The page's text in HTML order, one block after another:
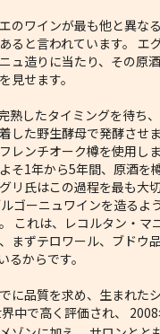
のワインが最も他と異な
ると言われています。 エ
ュ造りに当たり、その原
見せます。
熟したタイミングを待ち、
した野生酵母で発酵させ
レンチオーク樽を使用し
そ1年から5年間、原酒を
リ氏はこの過程を最も大
ゴーニュワインを造るよ
これは、レコルタン・マ
まずテロワール、ブドウ
るからです。
に品質を求め、生まれた
中で高く評価され、